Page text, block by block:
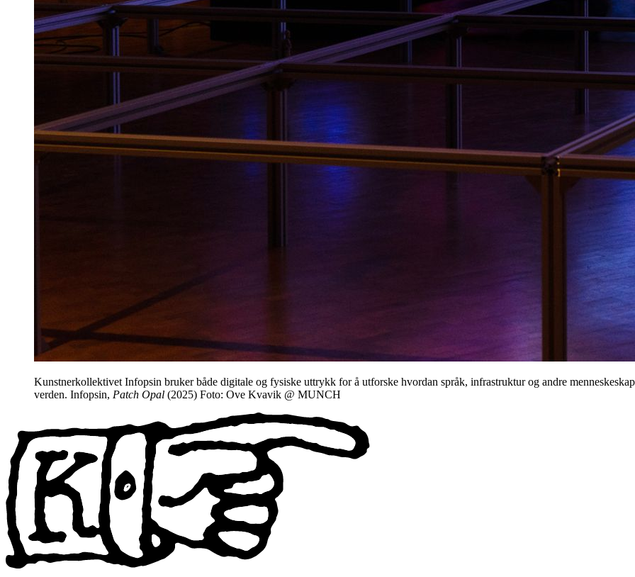
Kunstnerkollektivet Infopsin bruker både digitale og fysiske uttrykk for å utforske hvordan språk, infrastruktur og andre
verden. Infopsin, Patch Opal (2025) Foto: Ove Kvavik @ MUNCH